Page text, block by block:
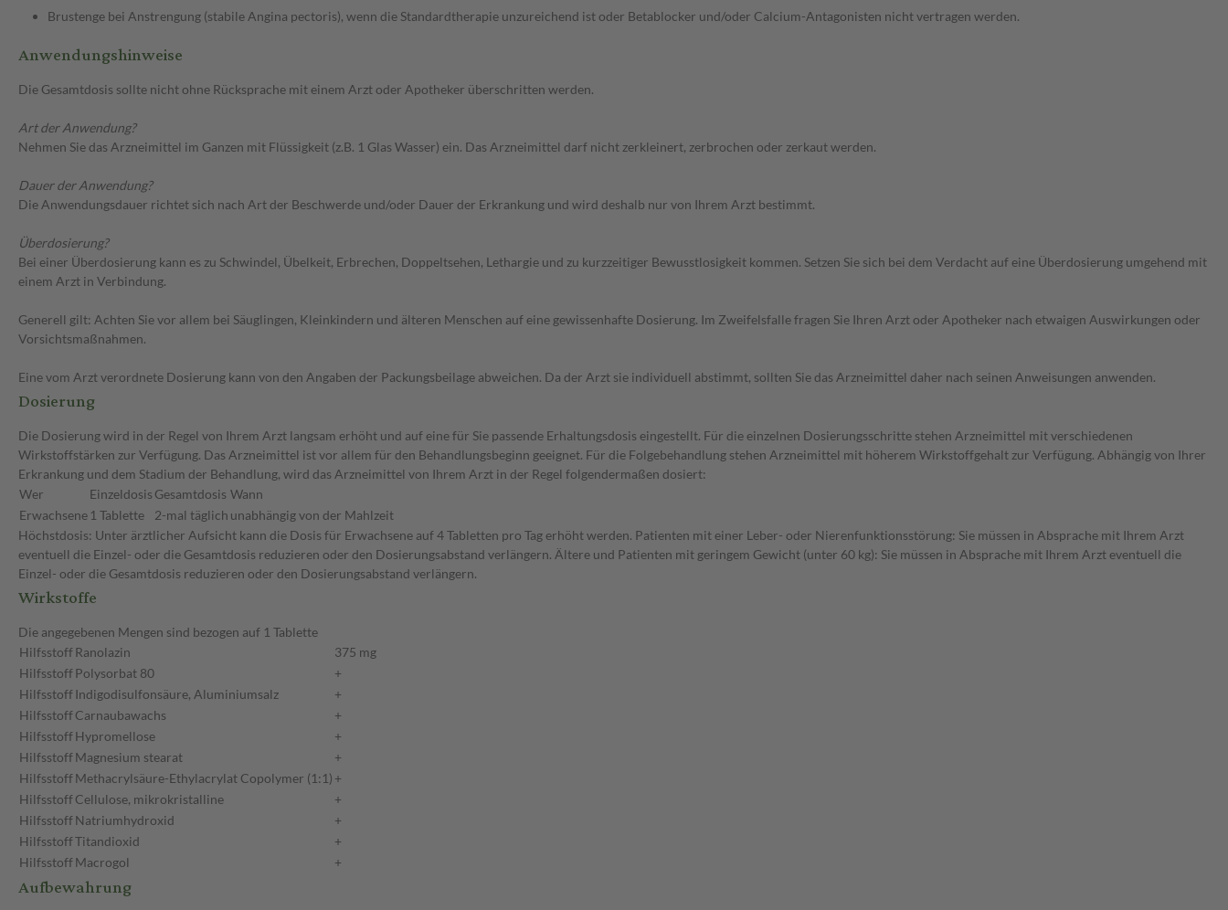
Brustenge bei Anstrengung (stabile Angina pectoris), wenn die Standardtherapie unzureichend ist oder Betablocker und/oder Calcium-Antagonisten nicht vertragen werden.
Anwendungshinweise
Die Gesamtdosis sollte nicht ohne Rücksprache mit einem Arzt oder Apotheker überschritten werden.
Art der Anwendung?
Nehmen Sie das Arzneimittel im Ganzen mit Flüssigkeit (z.B. 1 Glas Wasser) ein. Das Arzneimittel darf nicht zerkleinert, zerbrochen oder zerkaut werden.
Dauer der Anwendung?
Die Anwendungsdauer richtet sich nach Art der Beschwerde und/oder Dauer der Erkrankung und wird deshalb nur von Ihrem Arzt bestimmt.
Überdosierung?
Bei einer Überdosierung kann es zu Schwindel, Übelkeit, Erbrechen, Doppeltsehen, Lethargie und zu kurzzeitiger Bewusstlosigkeit kommen. Setzen Sie sich bei dem Verdacht auf eine Überdosierung umgehend mit
einem Arzt in Verbindung.
Generell gilt: Achten Sie vor allem bei Säuglingen, Kleinkindern und älteren Menschen auf eine gewissenhafte Dosierung. Im Zweifelsfalle fragen Sie Ihren Arzt oder Apotheker nach etwaigen Auswirkungen oder
Vorsichtsmaßnahmen.
Eine vom Arzt verordnete Dosierung kann von den Angaben der Packungsbeilage abweichen. Da der Arzt sie individuell abstimmt, sollten Sie das Arzneimittel daher nach seinen Anweisungen anwenden.
Dosierung
Die Dosierung wird in der Regel von Ihrem Arzt langsam erhöht und auf eine für Sie passende Erhaltungsdosis eingestellt. Für die einzelnen Dosierungsschritte stehen Arzneimittel mit verschiedenen
Wirkstoffstärken zur Verfügung. Das Arzneimittel ist vor allem für den Behandlungsbeginn geeignet. Für die Folgebehandlung stehen Arzneimittel mit höherem Wirkstoffgehalt zur Verfügung. Abhängig von Ihrer
Erkrankung und dem Stadium der Behandlung, wird das Arzneimittel von Ihrem Arzt in der Regel folgendermaßen dosiert:
Wer
Einzeldosis Gesamtdosis Wann
Erwachsene 1 Tablette 2-mal täglich unabhängig von der Mahlzeit
Höchstdosis: Unter ärztlicher Aufsicht kann die Dosis für Erwachsene auf 4 Tabletten pro Tag erhöht werden. Patienten mit einer Leber- oder Nierenfunktionsstörung: Sie müssen in Absprache mit Ihrem Arzt
eventuell die Einzel- oder die Gesamtdosis reduzieren oder den Dosierungsabstand verlängern. Ältere und Patienten mit geringem Gewicht (unter 60 kg): Sie müssen in Absprache mit Ihrem Arzt eventuell die
Einzel- oder die Gesamtdosis reduzieren oder den Dosierungsabstand verlängern.
Wirkstoffe
Die angegebenen Mengen sind bezogen auf 1 Tablette
HilfsstoffRanolazin
375 mg
HilfsstoffPolysorbat 80
+
HilfsstoffIndigodisulfonsäure, Aluminiumsalz
+
HilfsstoffCarnaubawachs
+
HilfsstoffHypromellose
+
HilfsstoffMagnesium stearat
+
HilfsstoffMethacrylsäure-Ethylacrylat Copolymer (1:1) +
HilfsstoffCellulose, mikrokristalline
+
HilfsstoffNatriumhydroxid
+
HilfsstoffTitandioxid
+
HilfsstoffMacrogol +
Aufbewahrung